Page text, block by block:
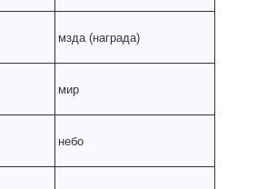
мзда (награда)
мир
небо